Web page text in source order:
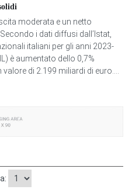
moderata e un netto
i dati diffusi dall’Istat,
italiani per gli anni 2023-
è aumentato dello 0,7%
di 2.199 miliardi di euro....